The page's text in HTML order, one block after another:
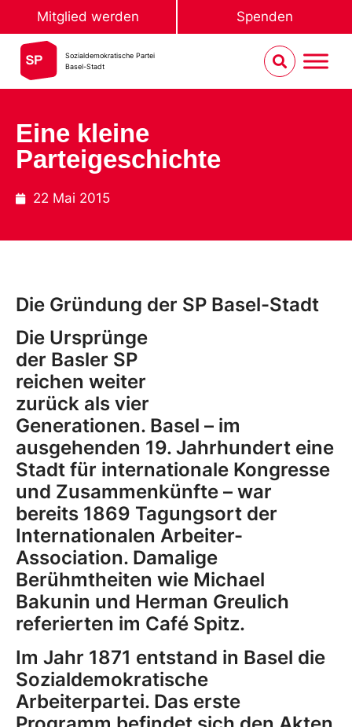
Mitglied werden Spenden
Sozialdemokratische Partei
Basel-Stadt
Eine kleine
Parteigeschichte
22 Mai 2015
Die Gründung der SP Basel-Stadt
Die Ursprünge
der Basler SP
reichen weiter
zurück als vier
Generationen. Basel – im
ausgehenden 19. Jahrhundert eine
Stadt für internationale Kongresse
und Zusammenkünfte – war
bereits 1869 Tagungsort der
Internationalen Arbeiter-
Association. Damalige
Berühmtheiten wie Michael
Bakunin und Herman Greulich
referierten im Café Spitz.
Im Jahr 1871 entstand in Basel die
Sozialdemokratische
Arbeiterpartei. Das erste